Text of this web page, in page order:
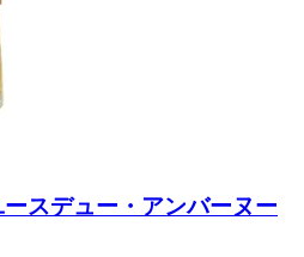
スデュー・アンバーヌー